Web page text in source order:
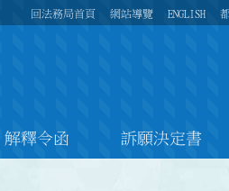
回法務局首頁 網站導覽 ENGLISH
解釋令函 訴願決定書